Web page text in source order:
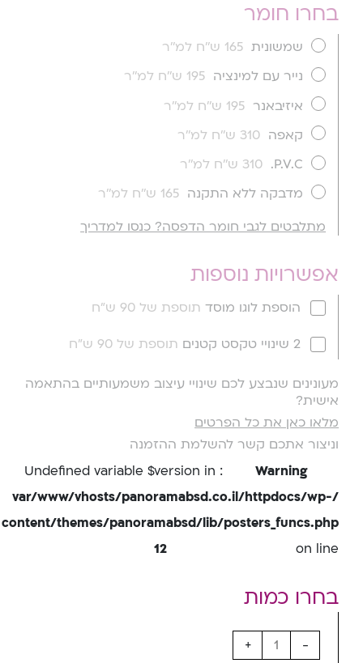
בחרו חומר
שמשונית 165 ש''ח למ''ר
נייר עם למינציה 195 ש''ח למ''ר
איזיבאנר 195 ש''ח למ''ר
קאפה 310 ש''ח למ''ר
P.V.C.
310 ש''ח למ''ר
מדבקה ללא התקנה 165 ש''ח למ''ר
מתלבטים לגבי חומר הדפסה? כנסו למדריך
אפשרויות נוספות
הוספת לוגו מוסד תוספת של 90 ש"ח
2 שינויי טקסט קטנים תוספת של 90 ש"ח
מעונינים שנבצע לכם שינויי עיצוב משמעותיים בהתאמה
אישית?
מלאו כאן את כל הפרטים
וניצור אתכם קשר להשלמת ההזמנה
Warning
: Undefined variable $version in
/var/www/vhosts/panoramabsd.co.il/httpdocs/wp-
content/themes/panoramabsd/lib/posters_funcs.php
on line
12
-
+